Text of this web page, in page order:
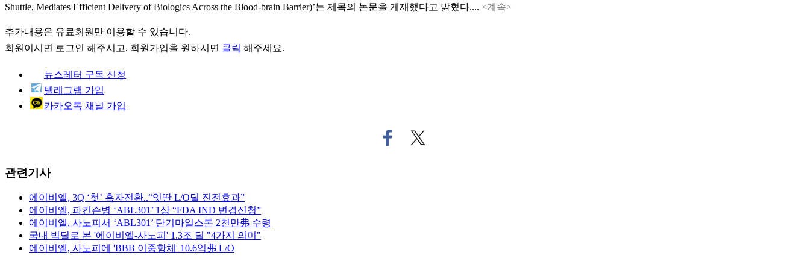
Shuttle, Mediates Efficient Delivery of Biologics Across the Blood-brain Barrier)’는 제목의 논문을 게재했다고 밝혔다.... <계속>
추가내용은 유료회원만 이용할 수 있습니다.
회원이시면 로그인 해주시고, 회원가입을 원하시면 클릭 해주세요.
뉴스레터 구독 신청
텔레그램 가입
카카오톡 채널 가입
페
이
트
위
관련기사
에이비엘, 3Q ‘첫’ 흑자전환..“잇딴 L/O딜 진전효과”
에이비엘, 파킨슨병 ‘ABL301’ 1상 “FDA IND 변경신청”
에이비엘, 사노피서 ‘ABL301’ 단기마일스톤 2천만弗 수령
국내 빅딜로 본 '에이비엘-사노피' 1.3조 딜 "4가지 의미"
에이비엘, 사노피에 'BBB 이중항체' 10.6억弗 L/O